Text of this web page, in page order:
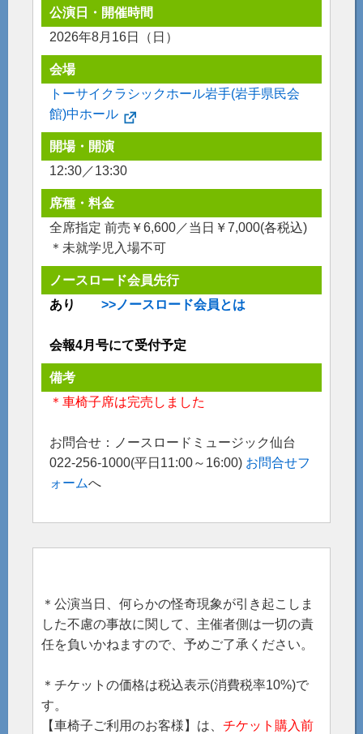
公演日・開催時間
2026年8月16日（日）
会場
トーサイクラシックホール岩手(岩手県民会
館)中ホール
開場・開演
12:30／13:30
席種・料金
全席指定 前売￥6,600／当日￥7,000(各税込)
＊未就学児入場不可
ノースロード会員先行
あり >>ノースロード会員とは
会報4月号にて受付予定
備考
＊車椅子席は完売しました
お問合せ：ノースロードミュージック仙台
022-256-1000(平日11:00～16:00) お問合せフ
ォームへ
＊公演当日、何らかの怪奇現象が引き起こしま
した不慮の事故に関して、主催者側は一切の責
任を負いかねますので、予めご了承ください。
＊チケットの価格は税込表示(消費税率10%)で
す。
【車椅子ご利用のお客様】は、 チケット購入前